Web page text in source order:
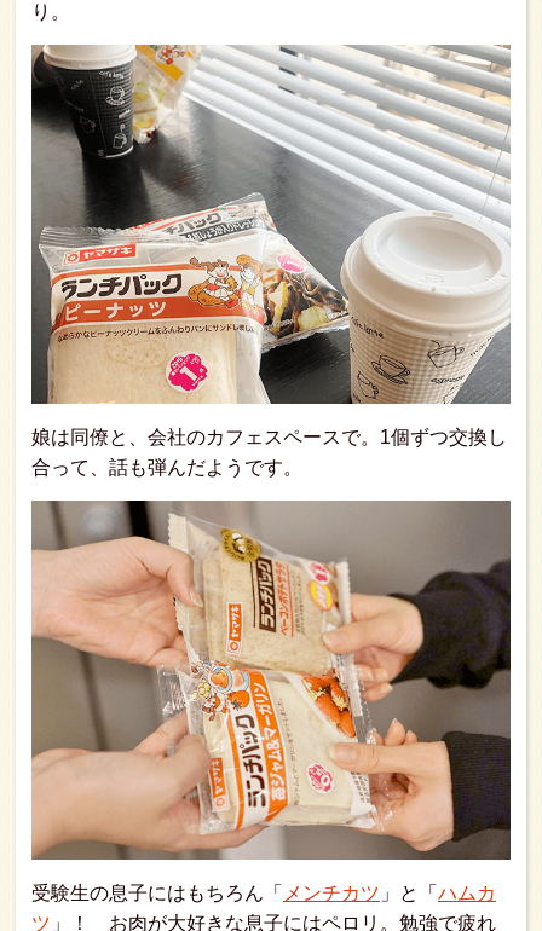
り。
娘は同僚と、会社のカフェスペースで。1個ずつ交換し
合って、話も弾んだようです。
受験生の息子にはもちろん「 メンチカツ 」と「 ハムカ
ツ 」！ お肉が大好きな息子にはペロリ。勉強で疲れ